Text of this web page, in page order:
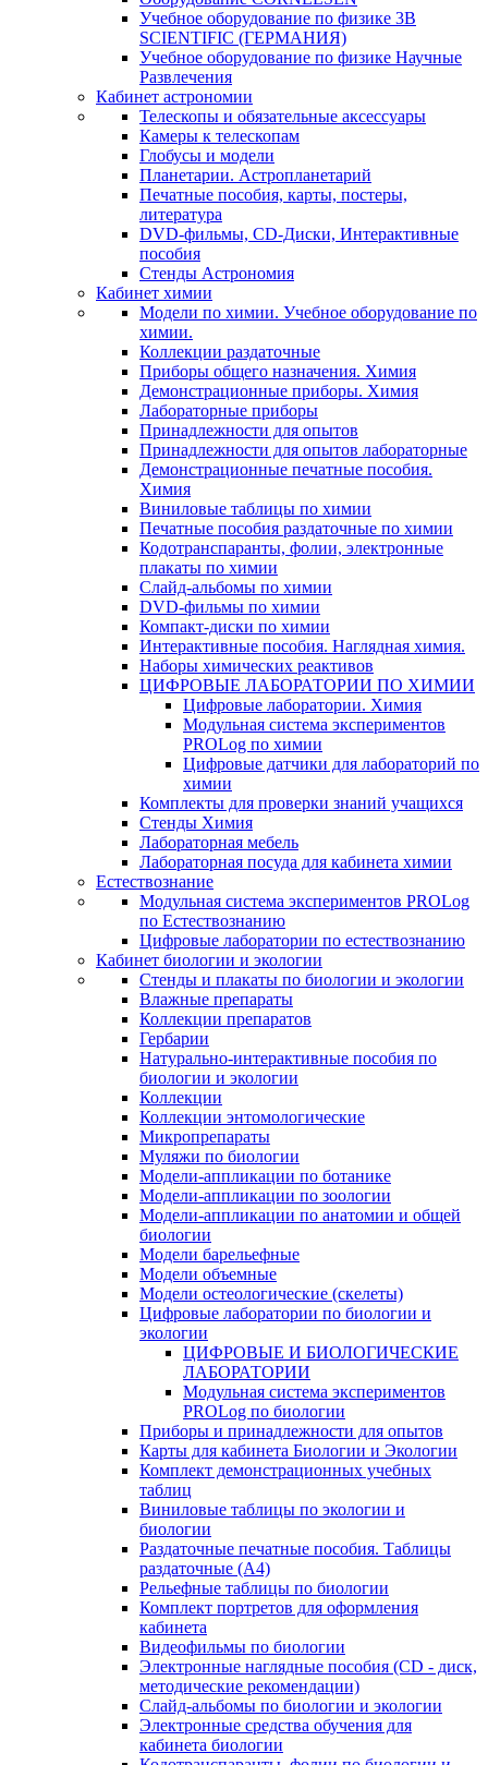
Учебное оборудование по физике 3B
SCIENTIFIC (ГЕРМАНИЯ)
Учебное оборудование по физике Научные
Развлечения
Кабинет астрономии
Телескопы и обязательные аксессуары
Камеры к телескопам
Глобусы и модели
Планетарии. Астропланетарий
Печатные пособия, карты, постеры,
литература
DVD-фильмы, CD-Диски, Интерактивные
пособия
Стенды Астрономия
Кабинет химии
Модели по химии. Учебное оборудование по
химии.
Коллекции раздаточные
Приборы общего назначения. Химия
Демонстрационные приборы. Химия
Лабораторные приборы
Принадлежности для опытов
Принадлежности для опытов лабораторные
Демонстрационные печатные пособия.
Химия
Виниловые таблицы по химии
Печатные пособия раздаточные по химии
Кодотранспаранты, фолии, электронные
плакаты по химии
Слайд-альбомы по химии
DVD-фильмы по химии
Компакт-диски по химии
Интерактивные пособия. Наглядная химия.
Наборы химических реактивов
ЦИФРОВЫЕ ЛАБОРАТОРИИ ПО ХИМИИ
Цифровые лаборатории. Химия
Модульная система экспериментов
PROLog по химии
Цифровые датчики для лабораторий по
химии
Комплекты для проверки знаний учащихся
Стенды Химия
Лабораторная мебель
Лабораторная посуда для кабинета химии
Естествознание
Модульная система экспериментов PROLog
по Естествознанию
Цифровые лаборатории по естествознанию
Кабинет биологии и экологии
Стенды и плакаты по биологии и экологии
Влажные препараты
Коллекции препаратов
Гербарии
Натурально-интерактивные пособия по
биологии и экологии
Коллекции
Коллекции энтомологические
Микропрепараты
Муляжи по биологии
Модели-аппликации по ботанике
Модели-аппликации по зоологии
Модели-аппликации по анатомии и общей
биологии
Модели барельефные
Модели объемные
Модели остеологические (скелеты)
Цифровые лаборатории по биологии и
экологии
ЦИФРОВЫЕ И БИОЛОГИЧЕСКИЕ
ЛАБОРАТОРИИ
Модульная система экспериментов
PROLog по биологии
Приборы и принадлежности для опытов
Карты для кабинета Биологии и Экологии
Комплект демонстрационных учебных
таблиц
Виниловые таблицы по экологии и
биологии
Раздаточные печатные пособия. Таблицы
раздаточные (А4)
Рельефные таблицы по биологии
Комплект портретов для оформления
кабинета
Видеофильмы по биологии
Электронные наглядные пособия (CD - диск,
методические рекомендации)
Слайд-альбомы по биологии и экологии
Электронные средства обучения для
кабинета биологии